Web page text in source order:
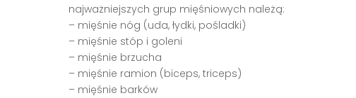
najważniejszych grup mięśniowych należą:
– mięśnie nóg (uda, łydki, pośladki)
– mięśnie stóp i goleni
– mięśnie brzucha
– mięśnie ramion (biceps, triceps)
– mięśnie barków